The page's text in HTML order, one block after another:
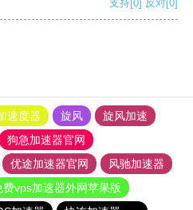
支持[0] 反对[0]
速度器 旋风
旋风加速
狗急加速器官网
优途加速器官网
风驰加速器
费vps加速器外网苹果版